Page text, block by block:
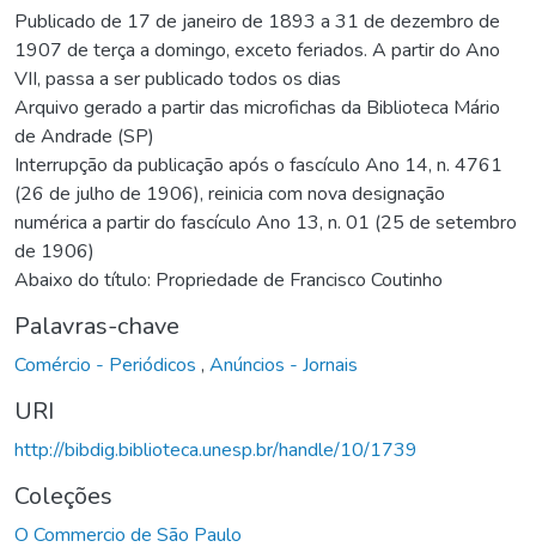
Publicado de 17 de janeiro de 1893 a 31 de dezembro de
1907 de terça a domingo, exceto feriados. A partir do Ano
VII, passa a ser publicado todos os dias
Arquivo gerado a partir das microfichas da Biblioteca Mário
de Andrade (SP)
Interrupção da publicação após o fascículo Ano 14, n. 4761
(26 de julho de 1906), reinicia com nova designação
numérica a partir do fascículo Ano 13, n. 01 (25 de setembro
de 1906)
Abaixo do título: Propriedade de Francisco Coutinho
Palavras-chave
Comércio - Periódicos , Anúncios - Jornais
URI
http://bibdig.biblioteca.unesp.br/handle/10/1739
Coleções
O Commercio de São Paulo